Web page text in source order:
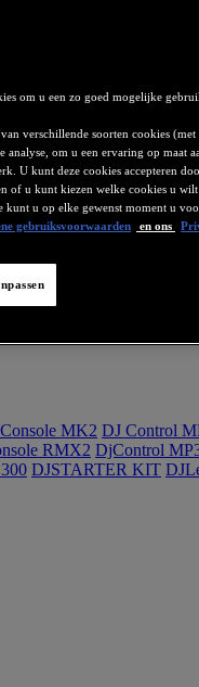
een USB-stick
in de DJ-software laden
MK2 DJ Control
RMX2 DjControl
DJSTARTER KIT
om u een zo goed mogelijke
verschillende soorten cookies
analyse, om u een ervaring op maat
U kunt deze cookies accepteren
of u kunt kiezen welke cookies u wilt
kunt u op elke gewenst moment u
gebruiksvoorwaarden en ons